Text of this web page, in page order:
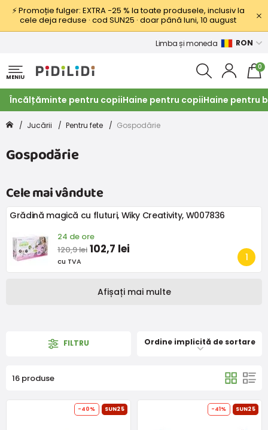
⚡ Promoție fulger: EXTRA −25 % la toate produsele, inclusiv la
cele deja reduse · cod SUN25 · doar până luni, 10 august
Limba și moneda RON
MENIU
0
Încălțăminte pentru copiiHaine pentru copiiHaine pentru
Jucării Pentru fete Gospodărie
Gospodărie
Cele mai vândute
Grădină magică cu fluturi, Wiky Creativity, W007836
24 de ore
120,9 lei 102,7 lei
cu TVA
Afișați mai multe
FILTRU Ordine implicită de sortare
16 produse
-40% SUN25 -41% SUN25